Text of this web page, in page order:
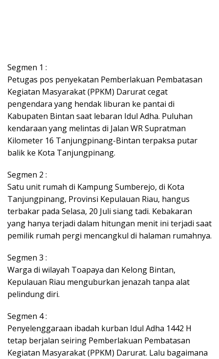
Segmen 1 :
Petugas pos penyekatan Pemberlakuan Pembatasan
Kegiatan Masyarakat (PPKM) Darurat cegat
pengendara yang hendak liburan ke pantai di
Kabupaten Bintan saat lebaran Idul Adha. Puluhan
kendaraan yang melintas di Jalan WR Supratman
Kilometer 16 Tanjungpinang-Bintan terpaksa putar
balik ke Kota Tanjungpinang.
Segmen 2 :
Satu unit rumah di Kampung Sumberejo, di Kota
Tanjungpinang, Provinsi Kepulauan Riau, hangus
terbakar pada Selasa, 20 Juli siang tadi. Kebakaran
yang hanya terjadi dalam hitungan menit ini terjadi saat
pemilik rumah pergi mencangkul di halaman rumahnya.
Segmen 3 :
Warga di wilayah Toapaya dan Kelong Bintan,
Kepulauan Riau menguburkan jenazah tanpa alat
pelindung diri.
Segmen 4 :
Penyelenggaraan ibadah kurban Idul Adha 1442 H
tetap berjalan seiring Pemberlakuan Pembatasan
Kegiatan Masyarakat (PPKM) Darurat. Lalu bagaimana